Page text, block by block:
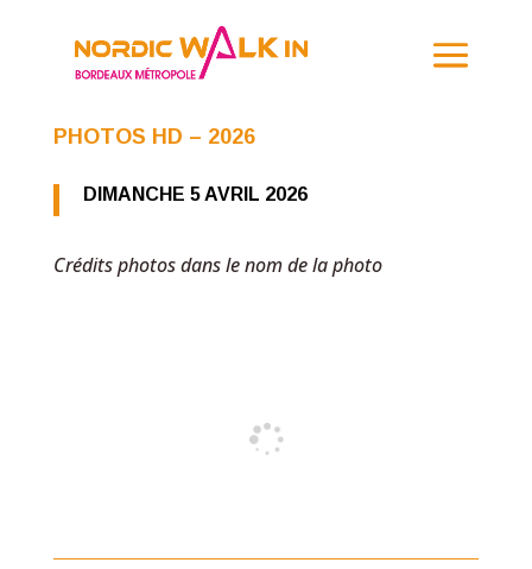
PHOTOS HD – 2026
DIMANCHE 5 AVRIL 2026
Crédits photos dans le nom de la photo